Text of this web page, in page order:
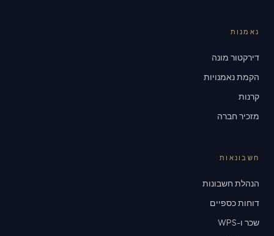
נאמנות
דירקטור מונה
הקמת נאמנויות
קרנות
מזכיר חברה
חשבונאות
הנהלת חשבונות
דוחות כספיים
שכר ו-WPS